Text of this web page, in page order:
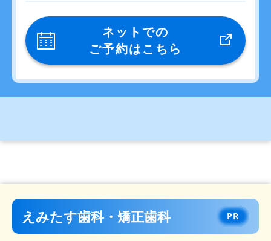
ネットでの
ご予約はこちら
えみたす歯科・矯正歯科